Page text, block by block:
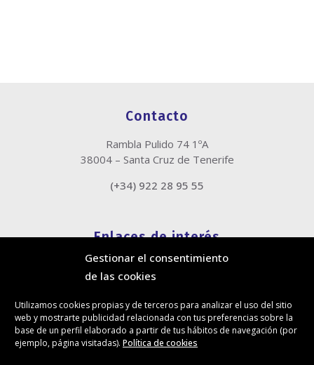
Gestionar el consentimiento
de las cookies
Utilizamos cookies propias y de terceros para analizar el uso del sitio
web y mostrarte publicidad relacionada con tus preferencias sobre la
base de un perfil elaborado a partir de tus hábitos de navegación (por
ejemplo, página visitadas). Política de cookies
Contacto
Rambla Pulido 74 1ºA
38004 – Santa Cruz de Tenerife
(+34) 922 28 95 55
Enlaces de interés
Política de cookies
Política de privacidad
Canal de denuncias
Protección de privacidad en redes sociales